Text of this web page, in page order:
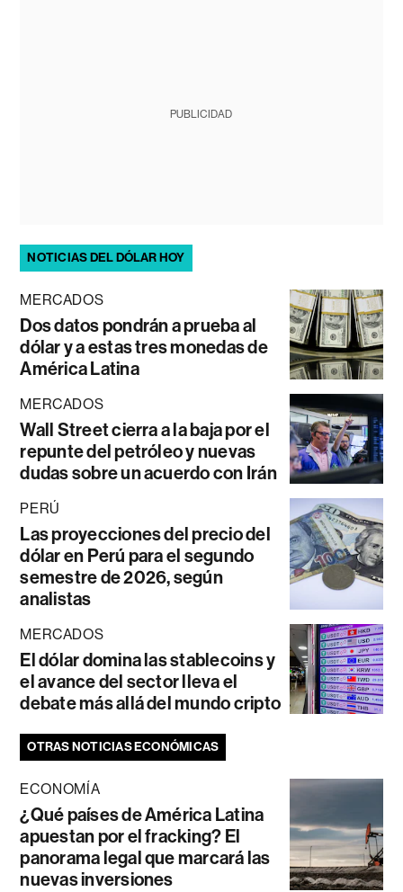
PUBLICIDAD
NOTICIAS DEL DÓLAR HOY
MERCADOS
Dos datos pondrán a prueba al
dólar y a estas tres monedas de
América Latina
MERCADOS
Wall Street cierra a la baja por el
repunte del petróleo y nuevas
dudas sobre un acuerdo con Irán
PERÚ
Las proyecciones del precio del
dólar en Perú para el segundo
semestre de 2026, según
analistas
MERCADOS
El dólar domina las stablecoins y
el avance del sector lleva el
debate más allá del mundo cripto
OTRAS NOTICIAS ECONÓMICAS
ECONOMÍA
¿Qué países de América Latina
apuestan por el fracking? El
panorama legal que marcará las
nuevas inversiones